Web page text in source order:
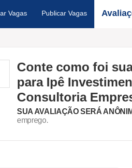
Vagas Publicar Vagas
Conte como foi
para Ipê
Consultoria
SUA AVALIAÇÃO SERÁ
emprego.